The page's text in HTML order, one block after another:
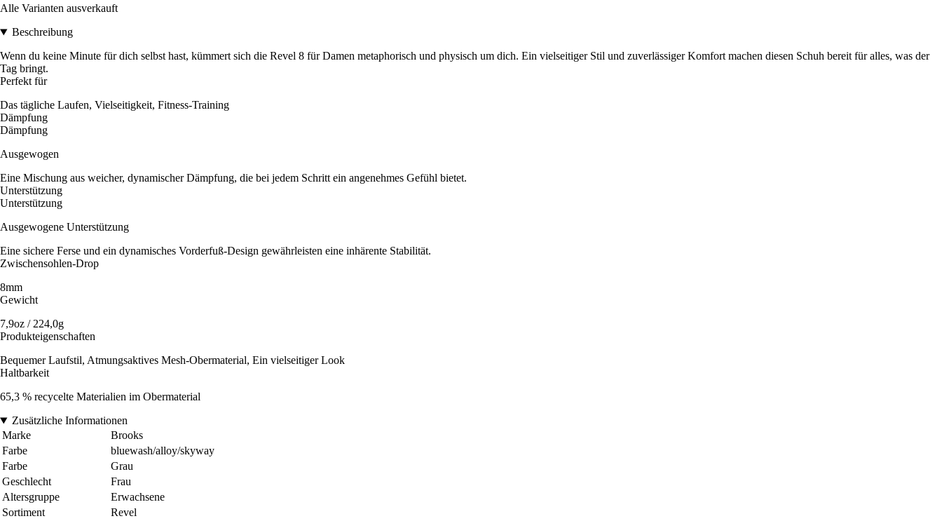
Alle Varianten ausverkauft
Beschreibung
Wenn du keine Minute für dich selbst hast, kümmert sich die Revel 8 für Damen metaphorisch und physisch um dich. Ein vielseitiger Stil und zuverlässiger Komfort machen diesen Schuh bereit für alles, was der
Tag bringt.
Perfekt für
Das tägliche Laufen, Vielseitigkeit, Fitness-Training
Dämpfung
Dämpfung
Ausgewogen
Eine Mischung aus weicher, dynamischer Dämpfung, die bei jedem Schritt ein angenehmes Gefühl bietet.
Unterstützung
Unterstützung
Ausgewogene Unterstützung
Eine sichere Ferse und ein dynamisches Vorderfuß-Design gewährleisten eine inhärente Stabilität.
Zwischensohlen-Drop
8mm
Gewicht
7,9oz / 224,0g
Produkteigenschaften
Bequemer Laufstil, Atmungsaktives Mesh-Obermaterial, Ein vielseitiger Look
Haltbarkeit
65,3 % recycelte Materialien im Obermaterial
Zusätzliche Informationen
Marke
Brooks
Farbe
bluewash/alloy/skyway
Farbe
Grau
Geschlecht
Frau
Altersgruppe
Erwachsene
Sortiment
Revel